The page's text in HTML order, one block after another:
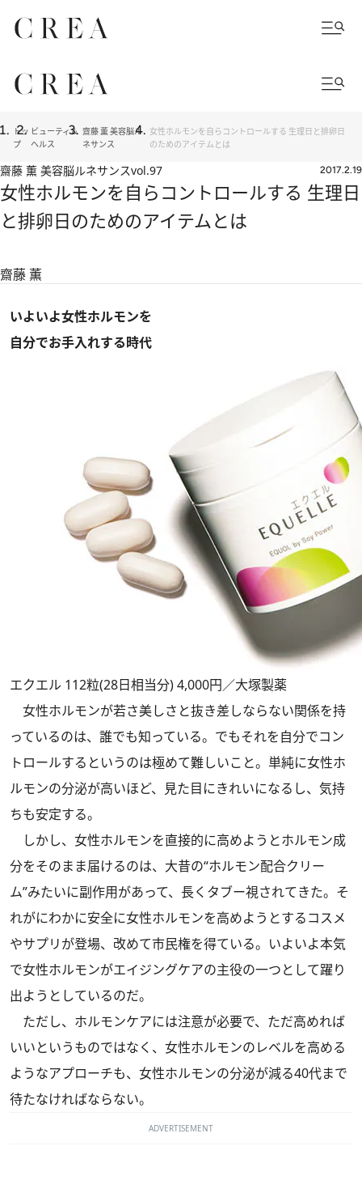
トッ
プ
ビューティ＆
ヘルス
齋藤 薫 美容脳ル
ネサンス
女性ホルモンを自らコントロールする 生理日と排卵日
のためのアイテムとは
齋藤 薫 美容脳ルネサンスvol.97 2017.2.19
女性ホルモンを自らコントロールする 生理日
と排卵日のためのアイテムとは
齋藤 薫
いよいよ女性ホルモンを
自分でお手入れする時代
エクエル 112粒(28日相当分) 4,000円／大塚製薬
女性ホルモンが若さ美しさと抜き差しならない関係を持
っているのは、誰でも知っている。でもそれを自分でコン
トロールするというのは極めて難しいこと。単純に女性ホ
ルモンの分泌が高いほど、見た目にきれいになるし、気持
ちも安定する。
しかし、女性ホルモンを直接的に高めようとホルモン成
分をそのまま届けるのは、大昔の“ホルモン配合クリー
ム”みたいに副作用があって、長くタブー視されてきた。そ
れがにわかに安全に女性ホルモンを高めようとするコスメ
やサプリが登場、改めて市民権を得ている。いよいよ本気
で女性ホルモンがエイジングケアの主役の一つとして躍り
出ようとしているのだ。
ただし、ホルモンケアには注意が必要で、ただ高めれば
いいというものではなく、女性ホルモンのレベルを高める
ようなアプローチも、女性ホルモンの分泌が減る40代まで
待たなければならない。
ADVERTISEMENT